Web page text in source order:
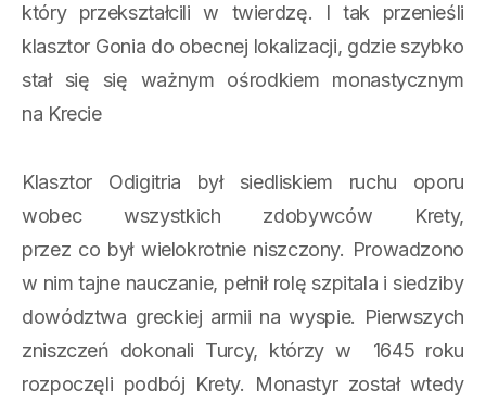
który przekształcili w twierdzę. I tak przenieśli
klasztor Gonia do obecnej lokalizacji, gdzie szybko
stał się się ważnym ośrodkiem monastycznym
na Krecie
Klasztor Odigitria był siedliskiem ruchu oporu
wobec wszystkich zdobywców Krety,
przez co był wielokrotnie niszczony. Prowadzono
w nim tajne nauczanie, pełnił rolę szpitala i siedziby
dowództwa greckiej armii na wyspie. Pierwszych
zniszczeń dokonali Turcy, którzy w 1645 roku
rozpoczęli podbój Krety. Monastyr został wtedy